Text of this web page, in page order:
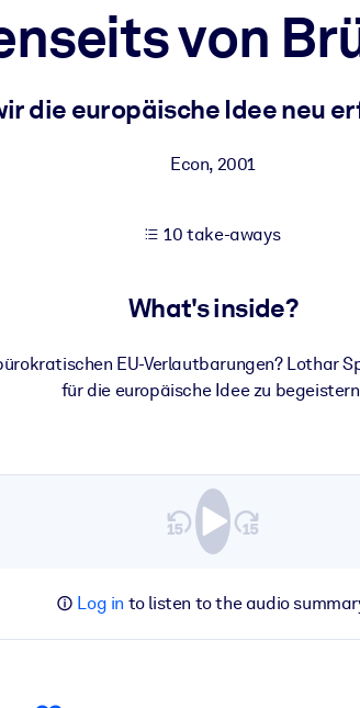
von
die europäische Idee neu
Econ, 2001
10 take-aways
What's inside?
EU-Verlautbarungen? Lothar
für die europäische Idee zu
Log in to listen to the audio